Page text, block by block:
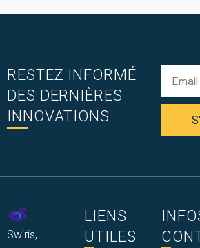
RESTEZ INFORMÉ
DES DERNIÈRES
INNOVATIONS
Swiris,
LIENS
UTILES